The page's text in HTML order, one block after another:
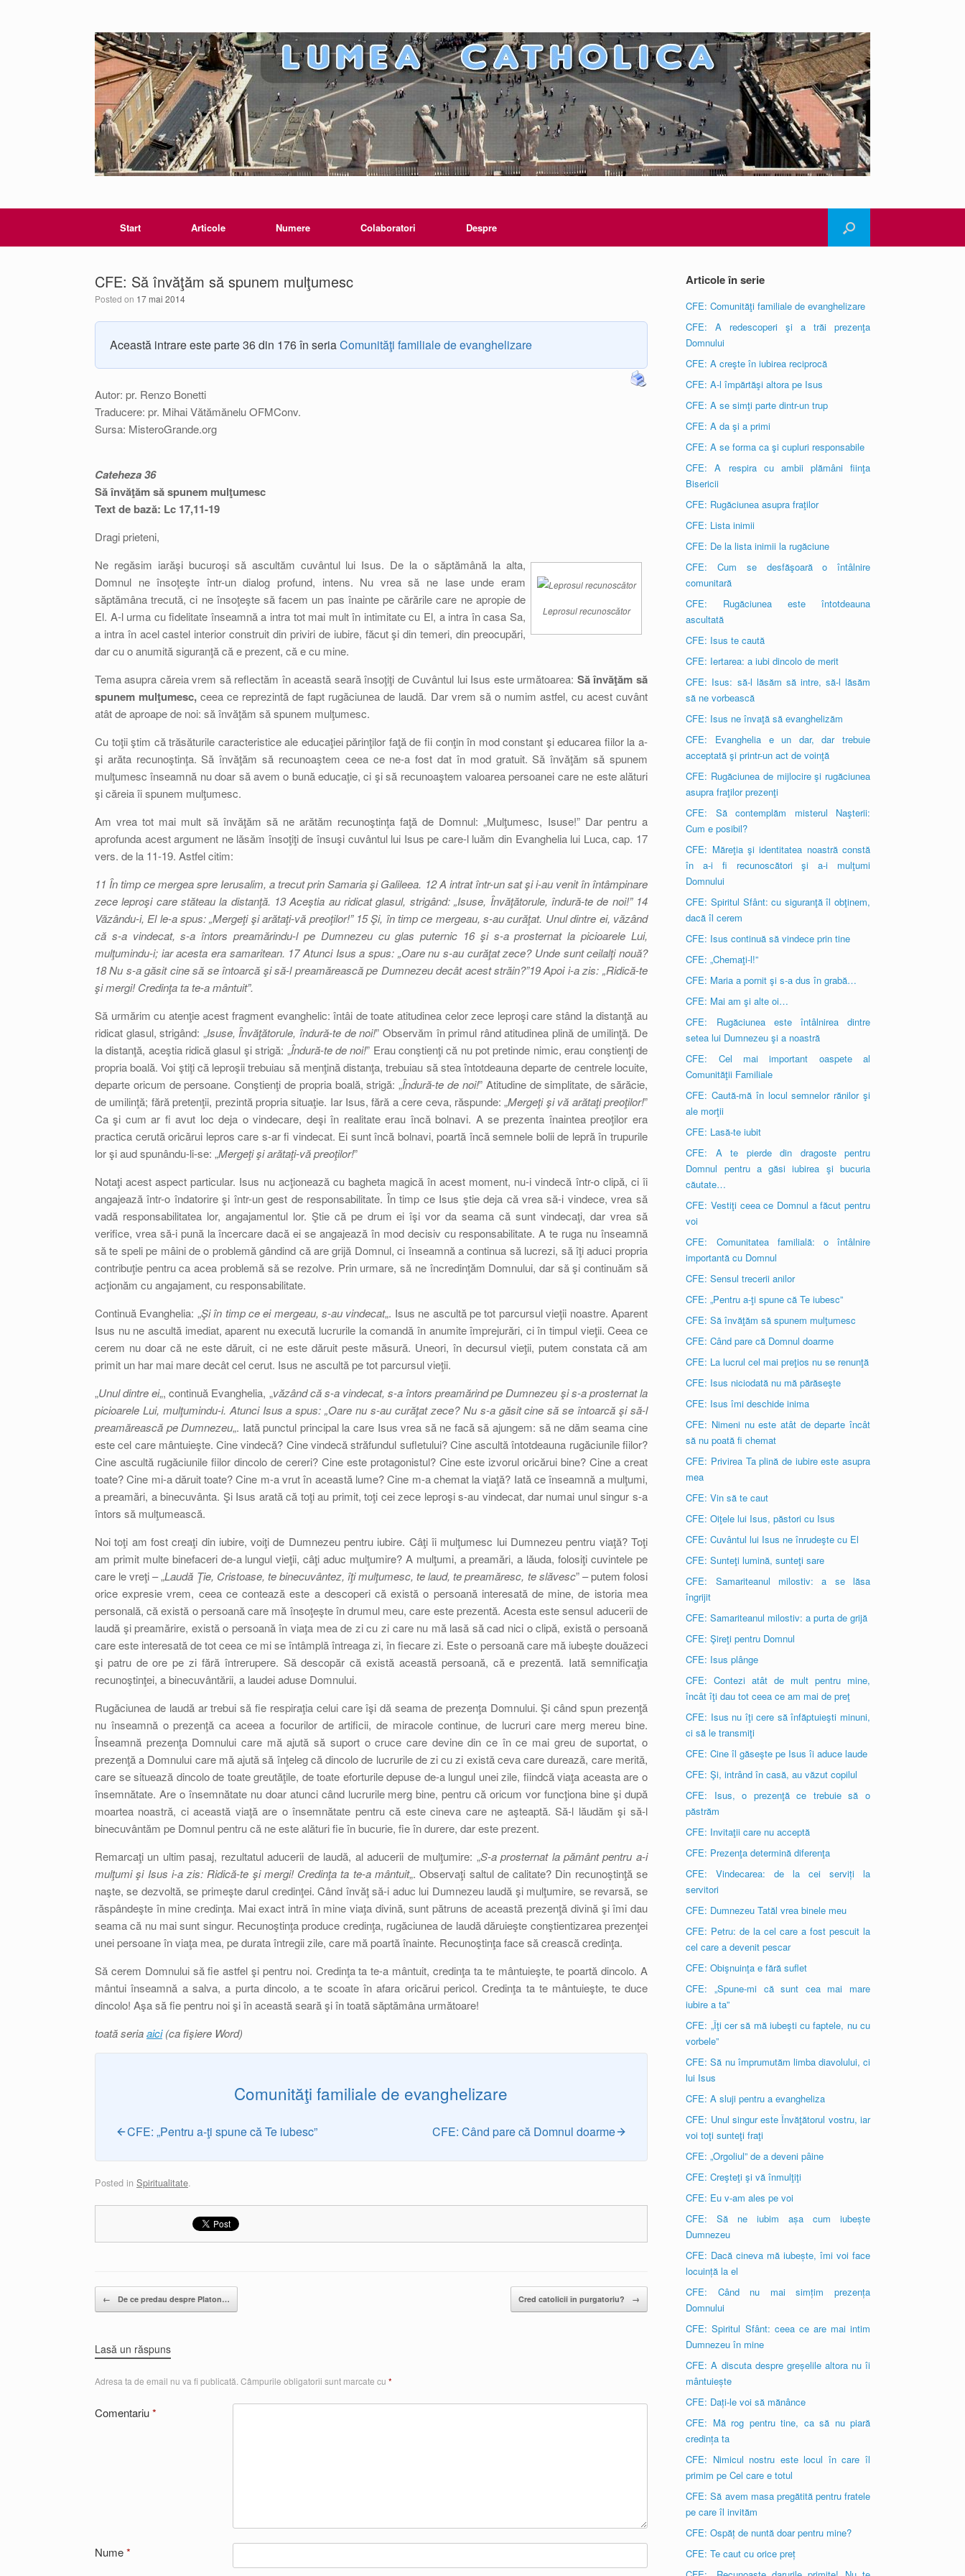
Start Articole Numere Colaboratori Despre
CFE: Să învăţăm să spunem mulţumesc
Posted on 17 mai 2014
Această intrare este parte 36 din 176 în seriaComunităţi familiale de evanghelizare
Autor: pr. Renzo Bonetti
Traducere: pr. Mihai Vătămănelu OFMConv.
Sursa: MisteroGrande.org
Cateheza 36
Să învăţăm să spunem mulţumesc
Text de bază: Lc 17,11-19
Dragi prieteni,
Leprosul recunoscător
Ne regăsim iarăşi bucuroşi să ascultăm cuvântul lui Isus. De la o săptămână la alta,
Domnul ne însoţeşte într-un dialog profund, intens. Nu vrea să ne lase unde eram
săptămâna trecută, ci ne însoţeşte să facem un pas înainte pe cărările care ne apropie de
El. A-l urma cu fidelitate înseamnă a intra tot mai mult în intimitate cu El, a intra în casa Sa,
a intra în acel castel interior construit din priviri de iubire, făcut şi din temeri, din preocupări,
dar cu o anumită siguranţă că e prezent, că e cu mine.
Tema asupra căreia vrem să reflectăm în această seară însoţiţi de Cuvântul lui Isus este următoarea: Să învăţăm să
spunem mulţumesc,ceea ce reprezintă de fapt rugăciunea de laudă. Dar vrem să o numim astfel, cu acest cuvânt
atât de aproape de noi: să învăţăm să spunem mulţumesc.
Cu toţii ştim că trăsăturile caracteristice ale educaţiei părinţilor faţă de fii conţin în mod constant şi educarea fiilor la a-
şi arăta recunoştinţa. Să învăţăm să recunoaştem ceea ce ne-a fost dat în mod gratuit. Să învăţăm să spunem
mulţumesc înseamnă nu doar să avem o bună educaţie, ci şi să recunoaştem valoarea persoanei care ne este alături
şi căreia îi spunem mulţumesc.
Am vrea tot mai mult să învăţăm să ne arătăm recunoştinţa faţă de Domnul: „Mulţumesc, Isuse!” Dar pentru a
aprofunda acest argument ne lăsăm însoţiţi de însuşi cuvântul lui Isus pe care-l luăm din Evanghelia lui Luca, cap. 17
vers. de la 11-19. Astfel citim:
11 În timp ce mergea spre Ierusalim, a trecut prin Samaria şi Galileea. 12 A intrat într-un sat şi i-au venit în întâmpinare
zece leproşi care stăteau la distanţă. 13 Aceştia au ridicat glasul, strigând: „Isuse, Învăţătorule, îndură-te de noi!” 14
Văzându-i, El le-a spus: „Mergeţi şi arătaţi-vă preoţilor!” 15 Şi, în timp ce mergeau, s-au curăţat. Unul dintre ei, văzând
că s-a vindecat, s-a întors preamărindu-l pe Dumnezeu cu glas puternic 16 şi s-a prosternat la picioarele Lui,
mulţumindu-i; iar acesta era samaritean. 17 Atunci Isus a spus: „Oare nu s-au curăţat zece? Unde sunt ceilalţi nouă?
18 Nu s-a găsit cine să se întoarcă şi să-l preamărească pe Dumnezeu decât acest străin?”19 Apoi i-a zis: „Ridică-te
şi mergi! Credinţa ta te-a mântuit”.
Să urmărim cu atenţie acest fragment evanghelic: întâi de toate atitudinea celor zece leproşi care stând la distanţă au
ridicat glasul, strigând: „Isuse, Învăţătorule, îndură-te de noi!” Observăm în primul rând atitudinea plină de umilinţă. De
la distanţă, aceştia ridică glasul şi strigă: „Îndură-te de noi!” Erau conştienţi că nu pot pretinde nimic, erau conştienţi de
propria boală. Voi ştiţi că leproşii trebuiau să menţină distanţa, trebuiau să stea întotdeauna departe de centrele locuite,
departe oricum de persoane. Conştienţi de propria boală, strigă: „Îndură-te de noi!” Atitudine de simplitate, de sărăcie,
de umilinţă; fără pretenţii, prezintă propria situaţie. Iar Isus, fără a cere ceva, răspunde: „Mergeţi şi vă arătaţi preoţilor!”
Ca şi cum ar fi avut loc deja o vindecare, deşi în realitate erau încă bolnavi. A se prezenta înaintea preoţilor era
practica cerută oricărui lepros care s-ar fi vindecat. Ei sunt încă bolnavi, poartă încă semnele bolii de lepră în trupurile
lor şi aud spunându-li-se: „Mergeţi şi arătaţi-vă preoţilor!”
Notaţi acest aspect particular. Isus nu acţionează cu bagheta magică în acest moment, nu-i vindecă într-o clipă, ci îi
angajează într-o îndatorire şi într-un gest de responsabilitate. În timp ce Isus ştie deja că vrea să-i vindece, vrea să
vadă responsabilitatea lor, angajamentul lor. Ştie că pe drum ei îşi vor da seama că sunt vindecaţi, dar vrea să
verifice, vrea să-i pună la încercare dacă ei se angajează în mod decisiv cu responsabilitate. A te ruga nu înseamnă
să te speli pe mâini de o problemă gândind că are grijă Domnul, ci înseamnă a continua să lucrezi, să îţi aduci propria
contribuţie pentru ca acea problemă să se rezolve. Prin urmare, să ne încredinţăm Domnului, dar să şi continuăm să
acţionăm cu angajament, cu responsabilitate.
Continuă Evanghelia: „Şi în timp ce ei mergeau, s-au vindecat„. Isus ne ascultă pe tot parcursul vieţii noastre. Aparent
Isus nu ne ascultă imediat, aparent nu execută lucrurile la comandă în anumite împrejurări, ci în timpul vieţii. Ceea ce
cerem nu doar că ne este dăruit, ci ne este dăruit peste măsură. Uneori, în decursul vieţii, putem constata că am
primit un har mai mare decât cel cerut. Isus ne ascultă pe tot parcursul vieţii.
„Unul dintre ei„, continuă Evanghelia, „văzând că s-a vindecat, s-a întors preamărind pe Dumnezeu şi s-a prosternat la
picioarele Lui, mulţumindu-i. Atunci Isus a spus: „Oare nu s-au curăţat zece? Nu s-a găsit cine să se întoarcă şi să-l
preamărească pe Dumnezeu„. Iată punctul principal la care Isus vrea să ne facă să ajungem: să ne dăm seama cine
este cel care mântuieşte. Cine vindecă? Cine vindecă străfundul sufletului? Cine ascultă întotdeauna rugăciunile fiilor?
Cine ascultă rugăciunile fiilor dincolo de cereri? Cine este protagonistul? Cine este izvorul oricărui bine? Cine a creat
toate? Cine mi-a dăruit toate? Cine m-a vrut în această lume? Cine m-a chemat la viaţă? Iată ce înseamnă a mulţumi,
a preamări, a binecuvânta. Şi Isus arată că toţi au primit, toţi cei zece leproşi s-au vindecat, dar numai unul singur s-a
întors să mulţumească.
Noi toţi am fost creaţi din iubire, voiţi de Dumnezeu pentru iubire. Câţi îi mulţumesc lui Dumnezeu pentru viaţă? Toţi
am primit multe binefaceri de-a lungul vieţii, câţi aduc mulţumire? A mulţumi, a preamări, a lăuda, folosiţi cuvintele pe
care le vreţi – „Laudă Ţie, Cristoase, te binecuvântez, îţi mulţumesc, te laud, te preamăresc, te slăvesc” – putem folosi
orice expresie vrem, ceea ce contează este a descoperi că există o persoană interesată de mine, de istoria mea
personală, că există o persoană care mă însoţeşte în drumul meu, care este prezentă. Acesta este sensul aducerii de
laudă şi preamărire, există o persoană în viaţa mea de zi cu zi care nu mă lasă să cad nici o clipă, există o persoană
care este interesată de tot ceea ce mi se întâmplă întreaga zi, în fiecare zi. Este o persoană care mă iubeşte douăzeci
şi patru de ore pe zi fără întrerupere. Să descopăr că există această persoană, că e prezentă. Iată semnificaţia
recunoştinţei, a binecuvântării, a laudei aduse Domnului.
Rugăciunea de laudă ar trebui să fie respiraţia celui care îşi dă seama de prezenţa Domnului. Şi când spun prezenţă
nu înseamnă o prezenţă ca aceea a focurilor de artificii, de miracole continue, de lucruri care merg mereu bine.
Înseamnă prezenţa Domnului care mă ajută să suport o cruce care devine din ce în ce mai greu de suportat, o
prezenţă a Domnului care mă ajută să înţeleg că dincolo de lucrurile de zi cu zi există ceva care durează, care merită,
care se situează dincolo de toate greutăţile, de toate eforturile depuse de-a lungul unei zile, fiindcă viaţa aceasta are o
însemnătate. Are o însemnătate nu doar atunci când lucrurile merg bine, pentru că oricum vor funcţiona bine şi după
moartea noastră, ci această viaţă are o însemnătate pentru că este cineva care ne aşteaptă. Să-l lăudăm şi să-l
binecuvântăm pe Domnul pentru că ne este alături fie în bucurie, fie în durere, dar este prezent.
Remarcaţi un ultim pasaj, rezultatul aducerii de laudă, al aducerii de mulţumire: „S-a prosternat la pământ pentru a-i
mulţumi şi Isus i-a zis: Ridică-te şi mergi! Credinţa ta te-a mântuit„. Observaţi saltul de calitate? Din recunoştinţă se
naşte, se dezvoltă, se primeşte darul credinţei. Când învăţ să-i aduc lui Dumnezeu laudă şi mulţumire, se revarsă, se
răspândeşte în mine credinţa. Mai exact intră în mine viaţa divină, sunt pătruns de această prezenţă divină şi îmi dau
seama că nu mai sunt singur. Recunoştinţa produce credinţa, rugăciunea de laudă dăruieşte conştientizarea prezenţei
unei persoane în viaţa mea, pe durata întregii zile, care mă poartă înainte. Recunoştinţa face să crească credinţa.
Să cerem Domnului să fie astfel şi pentru noi. Credinţa ta te-a mântuit, credinţa ta te mântuieşte, te poartă dincolo. A
mântui înseamnă a salva, a purta dincolo, a te scoate în afara oricărui pericol. Credinţa ta te mântuieşte, te duce
dincolo! Aşa să fie pentru noi şi în această seară şi în toată săptămâna următoare!
toată seriaaici(ca fişiere Word)
Comunităţi familiale de evanghelizare
CFE: „Pentru a-ţi spune că Te iubesc” CFE: Când pare că Domnul doarme
Posted in Spiritualitate.
Post navigation
← De ce predau despre Platon… Cred catolicii în purgatoriu? →
Lasă un răspuns
Adresa ta de email nu va fi publicată. Câmpurile obligatorii sunt marcate cu *
Comentariu*
Nume*
Articole în serie
CFE: Comunităţi familiale de evanghelizare
CFE: A redescoperi şi a trăi prezenţa
Domnului
CFE: A creşte în iubirea reciprocă
CFE: A-l împărtăşi altora pe Isus
CFE: A se simţi parte dintr-un trup
CFE: A da şi a primi
CFE: A se forma ca şi cupluri responsabile
CFE: A respira cu ambii plămâni fiinţa
Bisericii
CFE: Rugăciunea asupra fraţilor
CFE: Lista inimii
CFE: De la lista inimii la rugăciune
CFE: Cum se desfăşoară o întâlnire
comunitară
CFE: Rugăciunea este întotdeauna
ascultată
CFE: Isus te caută
CFE: Iertarea: a iubi dincolo de merit
CFE: Isus: să-l lăsăm să intre, să-l lăsăm
să ne vorbească
CFE: Isus ne învaţă să evanghelizăm
CFE: Evanghelia e un dar, dar trebuie
acceptată şi printr-un act de voinţă
CFE: Rugăciunea de mijlocire şi rugăciunea
asupra fraţilor prezenţi
CFE: Să contemplăm misterul Naşterii:
Cum e posibil?
CFE: Măreţia şi identitatea noastră constă
în a-i fi recunoscători şi a-i mulţumi
Domnului
CFE: Spiritul Sfânt: cu siguranţă îl obţinem,
dacă îl cerem
CFE: Isus continuă să vindece prin tine
CFE: „Chemaţi-l!”
CFE: Maria a pornit şi s-a dus în grabă…
CFE: Mai am şi alte oi…
CFE: Rugăciunea este întâlnirea dintre
setea lui Dumnezeu şi a noastră
CFE: Cel mai important oaspete al
Comunităţii Familiale
CFE: Caută-mă în locul semnelor rănilor şi
ale morţii
CFE: Lasă-te iubit
CFE: A te pierde din dragoste pentru
Domnul pentru a găsi iubirea şi bucuria
căutate…
CFE: Vestiţi ceea ce Domnul a făcut pentru
voi
CFE: Comunitatea familială: o întâlnire
importantă cu Domnul
CFE: Sensul trecerii anilor
CFE: „Pentru a-ţi spune că Te iubesc”
CFE: Să învăţăm să spunem mulţumesc
CFE: Când pare că Domnul doarme
CFE: La lucrul cel mai preţios nu se renunţă
CFE: Isus niciodată nu mă părăseşte
CFE: Isus îmi deschide inima
CFE: Nimeni nu este atât de departe încât
să nu poată fi chemat
CFE: Privirea Ta plină de iubire este asupra
mea
CFE: Vin să te caut
CFE: Oiţele lui Isus, păstori cu Isus
CFE: Cuvântul lui Isus ne înrudeşte cu El
CFE: Sunteţi lumină, sunteţi sare
CFE: Samariteanul milostiv: a se lăsa
îngrijit
CFE: Samariteanul milostiv: a purta de grijă
CFE: Şireţi pentru Domnul
CFE: Isus plânge
CFE: Contezi atât de mult pentru mine,
încât îţi dau tot ceea ce am mai de preţ
CFE: Isus nu îţi cere să înfăptuieşti minuni,
ci să le transmiţi
CFE: Cine îl găseşte pe Isus îi aduce laude
CFE: Şi, intrând în casă, au văzut copilul
CFE: Isus, o prezenţă ce trebuie să o
păstrăm
CFE: Invitaţii care nu acceptă
CFE: Prezenţa determină diferenţa
CFE: Vindecarea: de la cei serviți la
servitori
CFE: Dumnezeu Tatăl vrea binele meu
CFE: Petru: de la cel care a fost pescuit la
cel care a devenit pescar
CFE: Obişnuinţa e fără suflet
CFE: „Spune-mi că sunt cea mai mare
iubire a ta”
CFE: „Îţi cer să mă iubeşti cu faptele, nu cu
vorbele”
CFE: Să nu împrumutăm limba diavolului, ci
lui Isus
CFE: A sluji pentru a evangheliza
CFE: Unul singur este Învăţătorul vostru, iar
voi toţi sunteţi fraţi
CFE: „Orgoliul” de a deveni pâine
CFE: Creşteţi şi vă înmulţiţi
CFE: Eu v-am ales pe voi
CFE: Să ne iubim așa cum iubește
Dumnezeu
CFE: Dacă cineva mă iubește, îmi voi face
locuință la el
CFE: Când nu mai simțim prezența
Domnului
CFE: Spiritul Sfânt: ceea ce are mai intim
Dumnezeu în mine
CFE: A discuta despre greșelile altora nu îi
mântuiește
CFE: Dați-le voi să mănânce
CFE: Mă rog pentru tine, ca să nu piară
credința ta
CFE: Nimicul nostru este locul în care îl
primim pe Cel care e totul
CFE: Să avem masa pregătită pentru fratele
pe care îl invităm
CFE: Ospăț de nuntă doar pentru mine?
CFE: Te caut cu orice preț